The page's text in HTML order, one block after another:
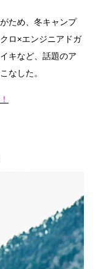
ため、冬キャンプ
ロ×エンジニアドガ
キなど、話題のア
なした。